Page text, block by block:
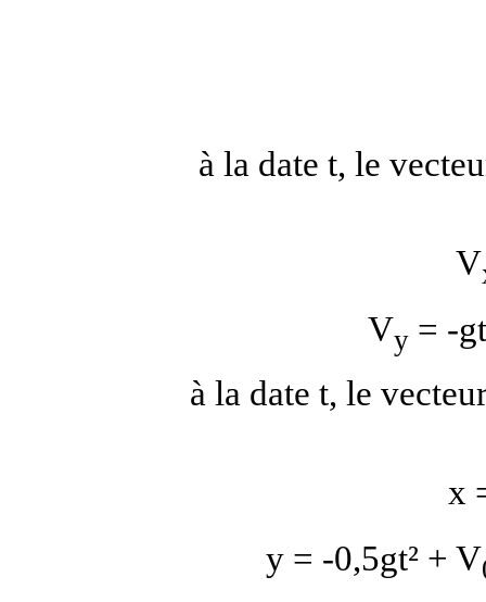
à la date t, le
V
Vy= -
à la date t, le
x
y = -0,5gt² + V